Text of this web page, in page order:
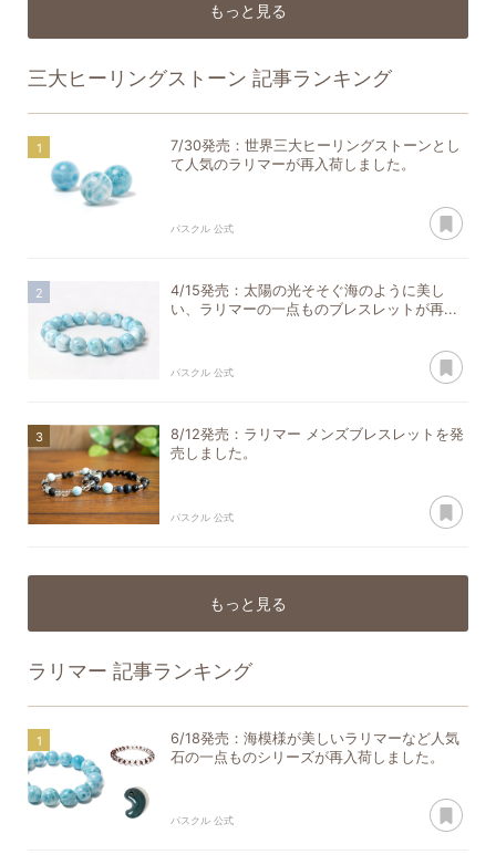
もっと見る
三大ヒーリングストーン 記事ランキング
7/30発売：世界三大ヒーリングストーンとし
て人気のラリマーが再入荷しました。
パスクル 公式
4/15発売：太陽の光そそぐ海のように美し
い、ラリマーの一点ものブレスレットが再...
パスクル 公式
8/12発売：ラリマー メンズブレスレットを発
売しました。
パスクル 公式
もっと見る
ラリマー 記事ランキング
6/18発売：海模様が美しいラリマーなど人気
石の一点ものシリーズが再入荷しました。
パスクル 公式